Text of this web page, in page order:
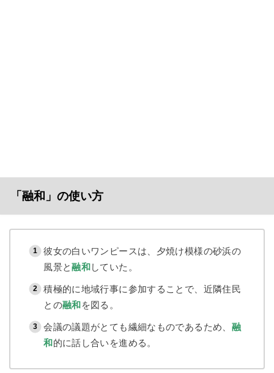
「融和」の使い方
彼女の白いワンピースは、夕焼け模様の砂浜の
風景と融和していた。
積極的に地域行事に参加することで、近隣住民
との融和を図る。
会議の議題がとても繊細なものであるため、 融
和的に話し合いを進める。